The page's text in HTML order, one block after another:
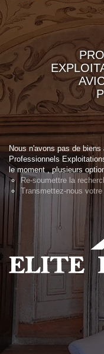
Nous n'avons pas de
Professionnels
le moment , plusieurs
Re-soumettre la
Transmettez-nous votre